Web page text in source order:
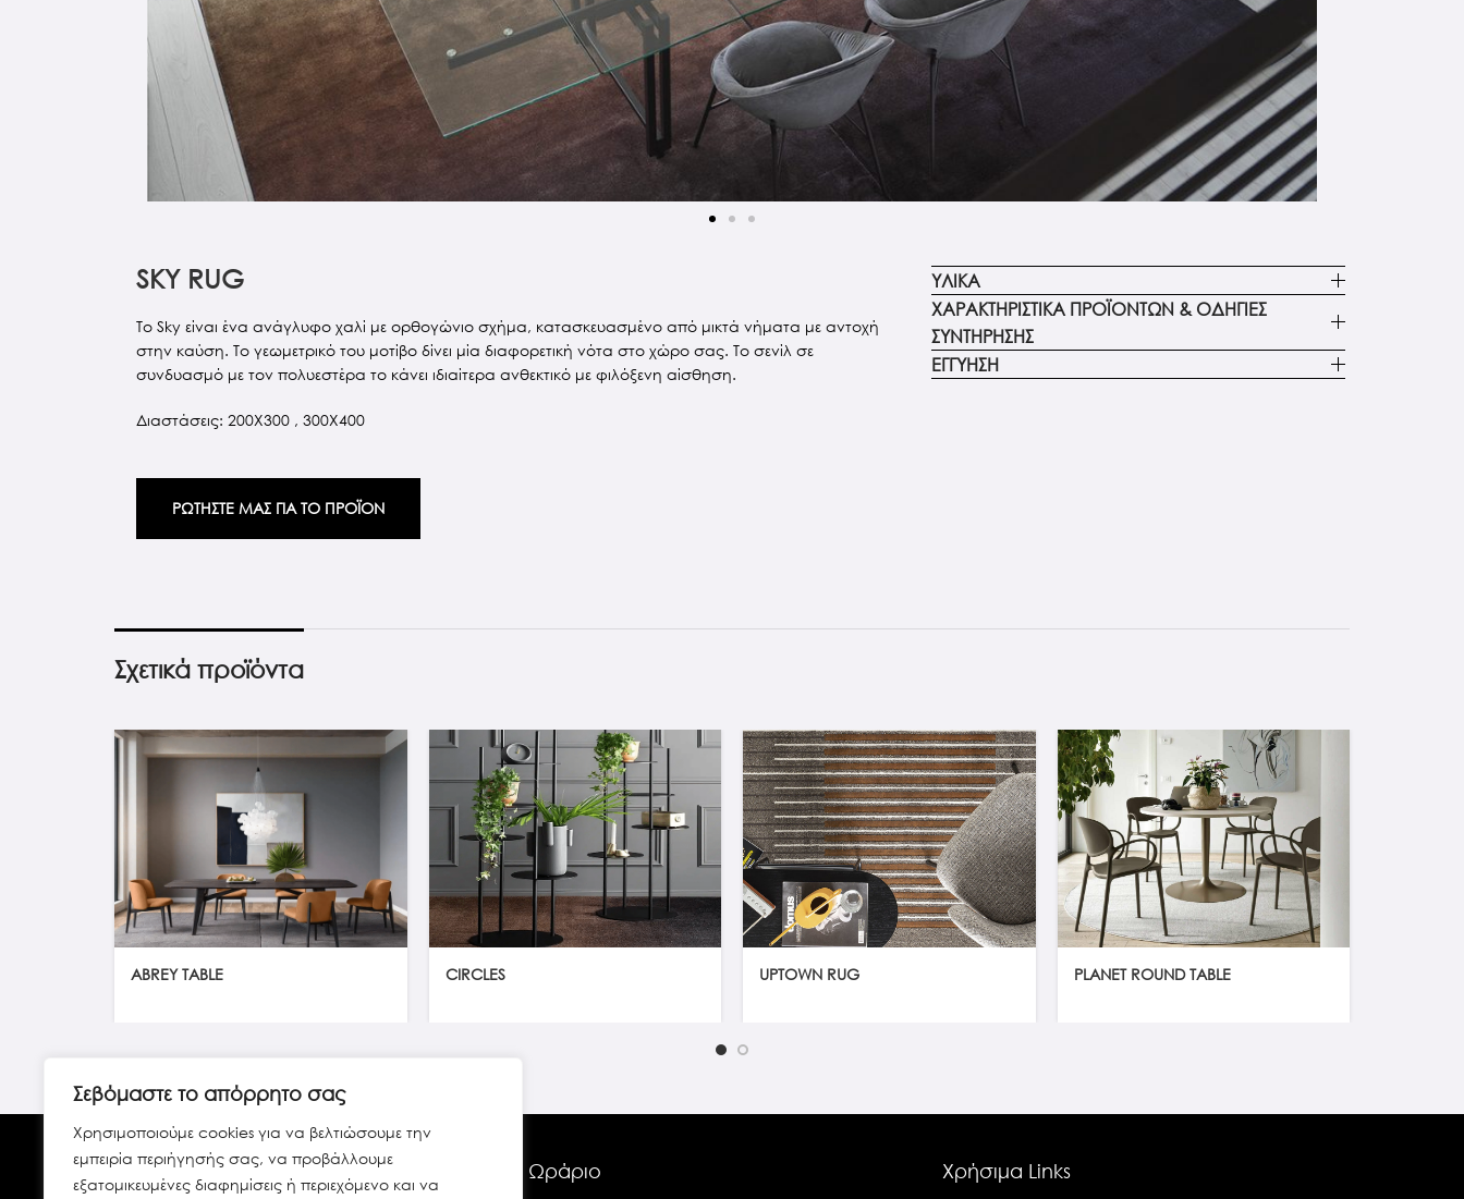
Σεβόμαστε το απόρρητο σας
Χρησιμοποιούμε cookies για να βελτιώσουμε την
εμπειρία περιήγησής σας, να προβάλλουμε
εξατομικευμένες διαφημίσεις ή περιεχόμενο και να
SKY RUG
Το Sky είναι ένα ανάγλυφο χαλί με ορθογώνιο σχήμα, κατασκευασμένο από μικτά νήματα με αντοχή
στην καύση. Το γεωμετρικό του μοτίβο δίνει μία διαφορετική νότα στο χώρο σας. Το σενίλ σε
συνδυασμό με τον πολυεστέρα το κάνει ιδιαίτερα ανθεκτικό με φιλόξενη αίσθηση.
Διαστάσεις: 200X300 , 300X400
ΡΩΤΗΣΤΕ ΜΑΣ ΓΙΑ ΤΟ ΠΡΟΪΟΝ
ΥΛΙΚΑ
ΧΑΡΑΚΤΗΡΙΣΤΙΚΑ ΠΡΟΪΟΝΤΩΝ & ΟΔΗΓΙΕΣ
ΣΥΝΤΗΡΗΣΗΣ
ΕΓΓΥΗΣΗ
Σχετικά προϊόντα
ABREY TABLE CIRCLES UPTOWN RUG PLANET ROUND TABLE
Ωράριο Χρήσιμα Links